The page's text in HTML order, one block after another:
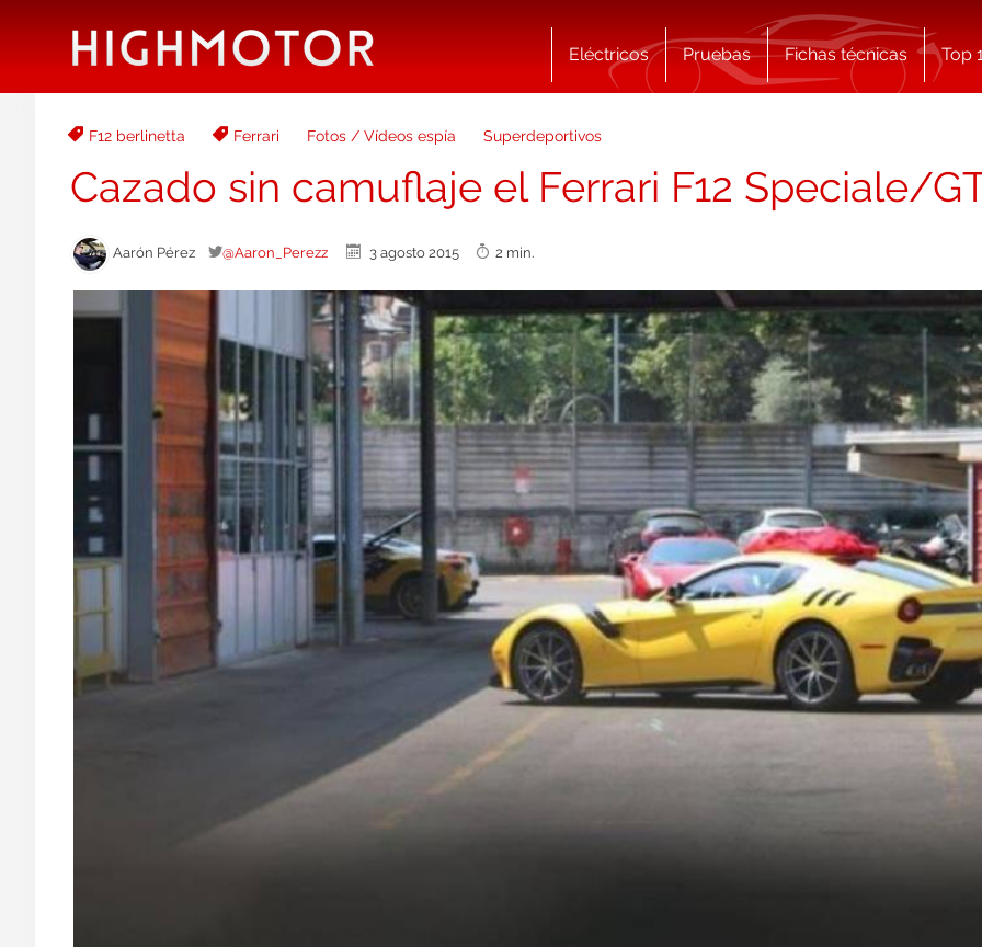
Eléctricos Pruebas Fichas técnicas Top
F12 berlinetta Ferrari Fotos / Vídeos espía Superdeportivos
Cazado sin camuflaje el Ferrari F12 Speciale/
Aarón Pérez @Aaron_Perezz 3 agosto 2015 2 min.